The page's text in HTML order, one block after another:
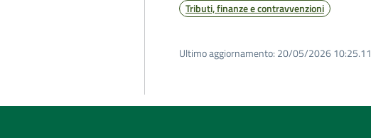
Tributi, finanze e contravvenzioni
Ultimo aggiornamento: 20/05/2026 10:25.11